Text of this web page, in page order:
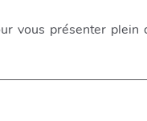
vous présenter plein